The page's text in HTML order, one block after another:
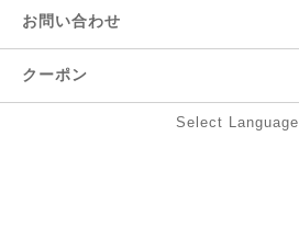
お問い合わせ
クーポン
Select Language